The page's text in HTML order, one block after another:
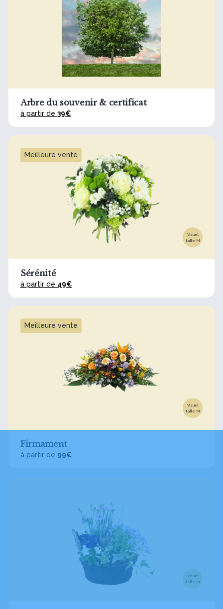
Arbre du souvenir & certificat
à partir de 39€
Meilleure vente
Visuel
taille M
Sérénité
à partir de 49€
Meilleure vente
Visuel
taille M
Firmament
à partir de 99€
Visuel
taille M